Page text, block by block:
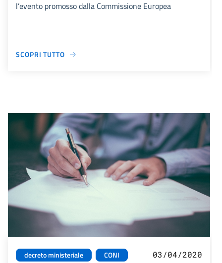
l’evento promosso dalla Commissione Europea
SCOPRI TUTTO
decreto ministeriale
CONI
03/04/2020